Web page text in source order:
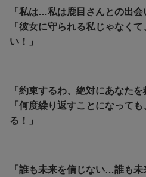
「私は…私は鹿目さんとの出会
「彼女に守られる私じゃなく
い！」
「約束するわ、絶対にあなたを
「何度繰り返すことになって
る！」
「誰も未来を信じない…誰も未